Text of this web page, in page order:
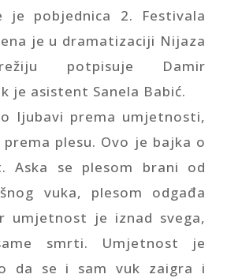
je pobjednica 2. Festivala
je u dramatizaciji Nijaza
potpisuje Damir
je asistent Sanela Babić.
o ljubavi prema umjetnosti,
plesu. Ovo je bajka o
Aska se plesom brani od
vuka, plesom odgađa
umjetnost je iznad svega,
smrti. Umjetnost je
da se i sam vuk zaigra i